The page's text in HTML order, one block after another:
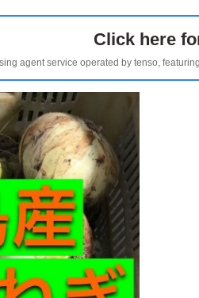
Click here
agent service operated by tenso,